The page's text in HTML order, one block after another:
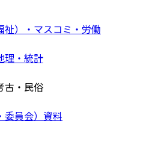
）・マスコミ・労働
理・統計
古・民俗
委員会）資料